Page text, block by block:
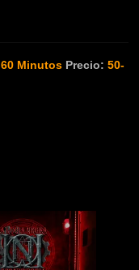
60Minutos Precio: 50-